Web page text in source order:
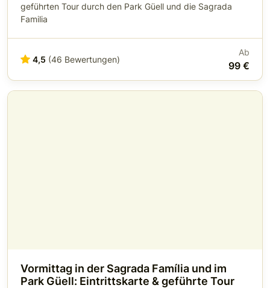
geführten Tour durch den Park Güell und die Sagrada
Familia
4,5 (46 Bewertungen)
Ab
99 €
Vormittag in der Sagrada Família und im
Park Güell: Eintrittskarte & geführte Tour